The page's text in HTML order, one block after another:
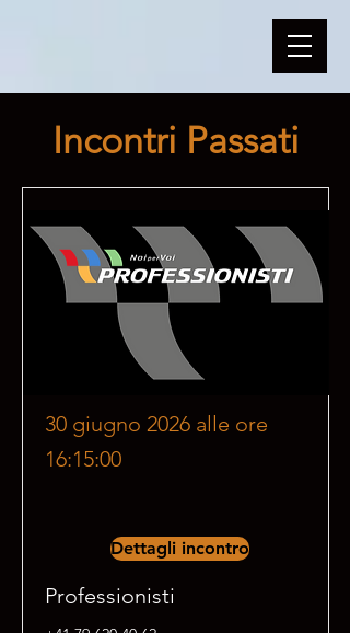
Incontri Passati
30 giugno 2026 alle ore
16:15:00
Dettagli incontro
Professionisti